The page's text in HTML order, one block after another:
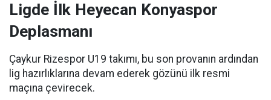
Ligde İlk Heyecan Konyaspor
Deplasmanı
Çaykur Rizespor U19 takımı, bu son provanın ardından
lig hazırlıklarına devam ederek gözünü ilk resmi
maçına çevirecek.